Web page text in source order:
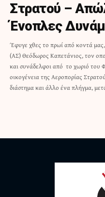
Στρατού –
Ένοπλες
Έφυγε χθες το πρωί από κοντά
(ΑΣ) Θεόδωρος Καπετάνιος, τον
και συνάδελφοι από το χωριό του
οικογένεια της Αεροπορίας
διάστημα και άλλο ένα πλήγμα,